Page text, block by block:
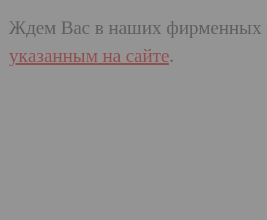
Ждем Вас в наших фирменных
указанным на сайте.